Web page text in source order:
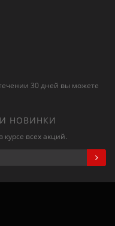
30 дней вы можете
НОВИНКИ
курсе всех акций.